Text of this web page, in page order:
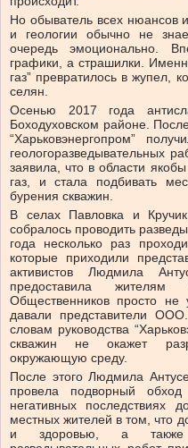
Но обыватель всех нюансов
и геологии обычно не
очередь эмоционально.
графики, а страшилки.
газ” превратилось в жупел,
селян.
Осенью 2017 года
Боходуховском районе.
“Харьковэнергопром”
геологоразведывательных
заявила, что в области
газ, и стала подбивать
бурения скважин.
В селах Павловка и
собралось проводить
года несколько раз
которые приходили
активистов Людмила
предоставила
Общественников просто не
давали представители
словам руководства
скважин не окажет
окружающую среду.
После этого Людмила
провела подворный
негативных последствиях
местных жителей в том, что
и здоровью, а также